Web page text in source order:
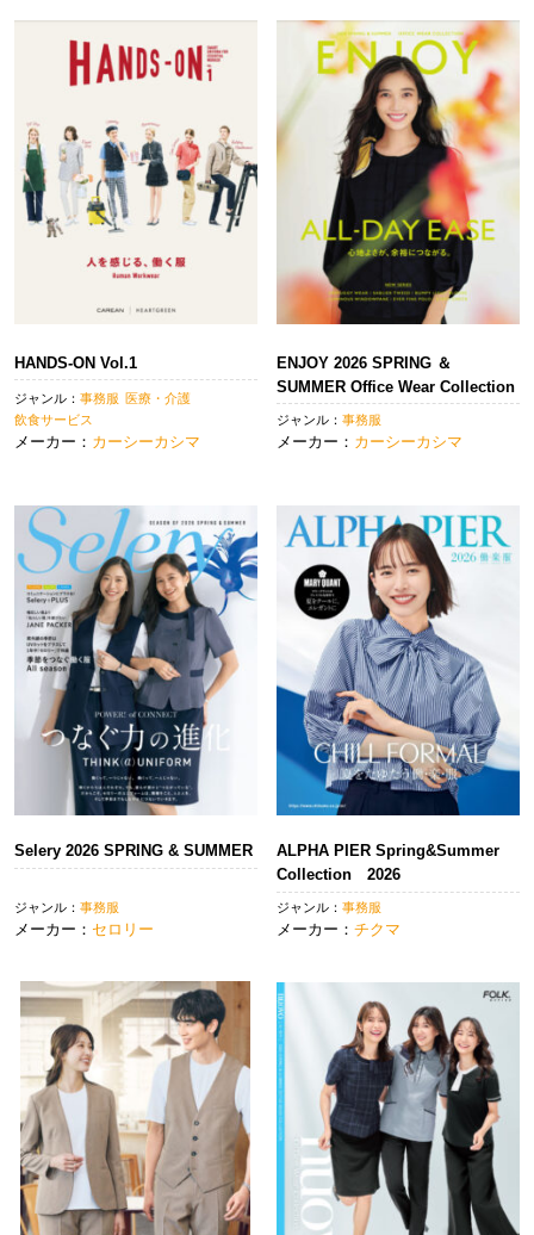
HANDS-ON Vol.1
ジャンル： 事務服 医療・介護
飲食サービス
メーカー： カーシーカシマ
ENJOY 2026 SPRING ＆
SUMMER Office Wear Collection
ジャンル：事務服
メーカー： カーシーカシマ
Selery 2026 SPRING & SUMMER
ジャンル： 事務服
メーカー： セロリー
ALPHA PIER Spring&Summer
Collection 2026
ジャンル：事務服
メーカー：チクマ